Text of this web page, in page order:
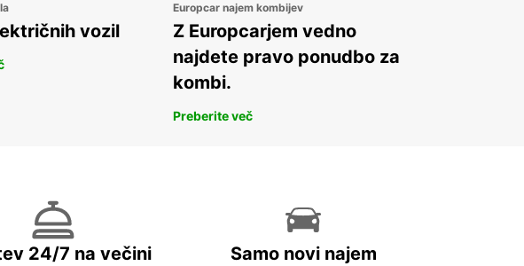
vozil
Europcar najem kombijev
Z Europcarjem vedno
najdete pravo ponudbo za
kombi.
Preberite več
24/7 na večini
Samo novi najem